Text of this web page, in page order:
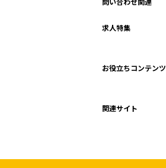
求人特集
お役立ちコンテンツ
関連サイト